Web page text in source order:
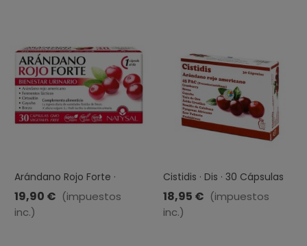
Arándano Rojo Forte ·
Natysal · 30 Cápsulas
19,90 € (impuestos
inc.)
Cistidis · Dis · 30 Cápsulas
18,95 € (impuestos
inc.)